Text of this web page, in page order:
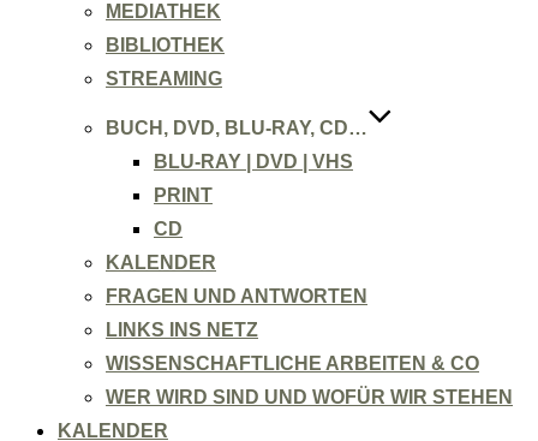
MEDIATHEK
BIBLIOTHEK
STREAMING
BUCH, DVD, BLU-RAY, CD…
BLU-RAY | DVD | VHS
PRINT
CD
KALENDER
FRAGEN UND ANTWORTEN
LINKS INS NETZ
WISSENSCHAFTLICHE ARBEITEN & CO
WER WIRD SIND UND WOFÜR WIR STEHEN
KALENDER